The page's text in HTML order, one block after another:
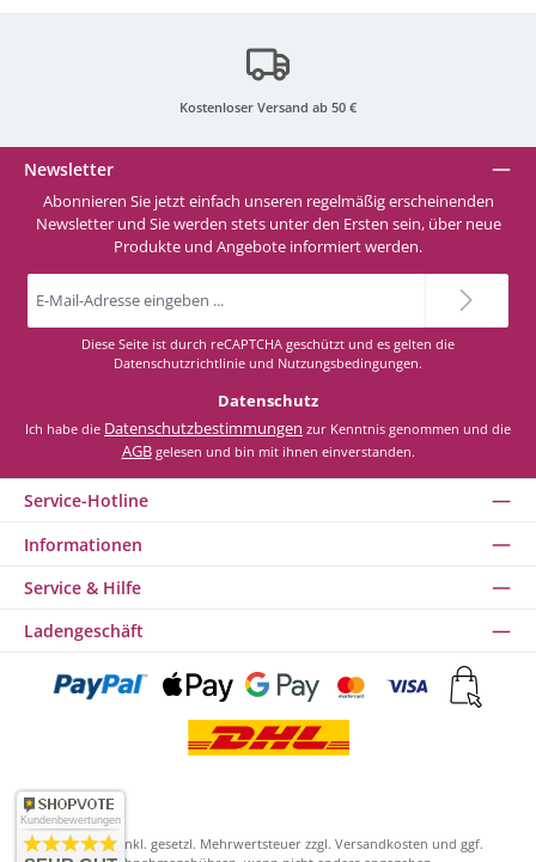
Kostenloser Versand ab 50 €
Newsletter
Abonnieren Sie jetzt einfach unseren regelmäßig erscheinenden
Newsletter und Sie werden stets unter den Ersten sein, über neue
Produkte und Angebote informiert werden.
E-
Mail-
*
Diese Seite ist durch reCAPTCHA geschützt und es gelten die
Datenschutzrichtlinie und Nutzungsbedingungen.
Datenschutz
Ich habe die Datenschutzbestimmungen zur Kenntnis genommen und die
AGBgelesen und bin mit ihnen einverstanden.
Service-Hotline
Informationen
Service & Hilfe
Ladengeschäft
Alle Preise inkl. gesetzl. Mehrwertsteuer zzgl. Versandkosten und ggf.
Kundenbewertungen